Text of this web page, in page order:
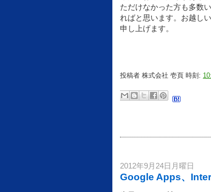
ただけなかった方も多数
ればと思います。お越し
申し上げます。
投稿者 株式会社 壱頁 時刻:
2012年9月24日月曜日
Google Apps、